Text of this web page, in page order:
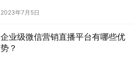
2023年7月5日
企业级微信营销直播平台有哪些优
势？